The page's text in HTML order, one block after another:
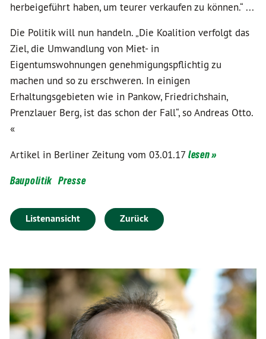
herbeigeführt haben, um teurer verkaufen zu können.“ ...
Die Politik will nun handeln. „Die Koalition verfolgt das
Ziel, die Umwandlung von Miet- in
Eigentumswohnungen genehmigungspflichtig zu
machen und so zu erschweren. In einigen
Erhaltungsgebieten wie in Pankow, Friedrichshain,
Prenzlauer Berg, ist das schon der Fall“, so Andreas Otto.
«
Artikel in Berliner Zeitung vom 03.01.17 lesen »
Baupolitik Presse
Listenansicht Zurück